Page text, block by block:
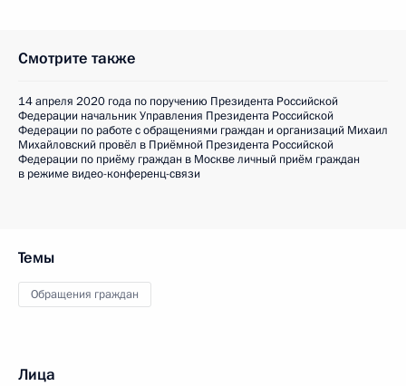
Смотрите также
14 апреля 2020 года по поручению Президента Российской
Федерации начальник Управления Президента Российской
Федерации по работе с обращениями граждан и организаций Михаил
Михайловский провёл в Приёмной Президента Российской
Федерации по приёму граждан в Москве личный приём граждан
в режиме видео-конференц-связи
Темы
Обращения граждан
Лица